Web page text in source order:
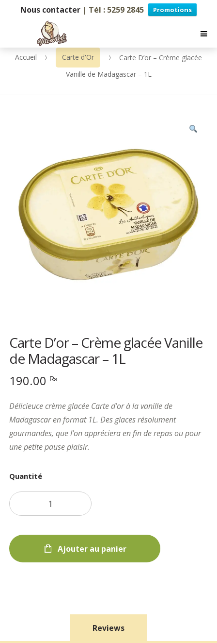
Nous contacter | Tél : 5259 2845 Promotions
Accueil Carte d'Or
Carte D’or – Crème glacée
Vanille de Madagascar – 1L
Carte D’or – Crème glacée Vanille
de Madagascar – 1L
190.00 ₨
Délicieuce crème glacée Carte d’or à la vanille de
Madagascar en format 1L. Des glaces résolument
gourmandes, que l’on appréciera en fin de repas ou pour
une petite pause plaisir.
Quantité
Ajouter au panier
Reviews